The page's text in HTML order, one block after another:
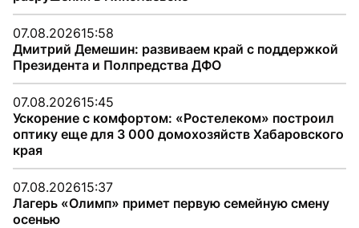
07.08.202615:58
Дмитрий Демешин: развиваем край с поддержкой
Президента и Полпредства ДФО
07.08.202615:45
Ускорение с комфортом: «Ростелеком» построил
оптику еще для 3 000 домохозяйств Хабаровского
края
07.08.202615:37
Лагерь «Олимп» примет первую семейную смену
осенью